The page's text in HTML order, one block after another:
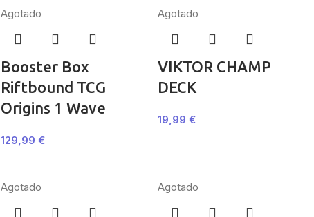
Agotado
Booster Box
Riftbound TCG
Origins 1 Wave
129,99 €
Agotado
VIKTOR CHAMP
DECK
19,99 €
Agotado Agotado